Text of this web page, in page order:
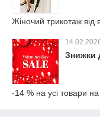
Жіночий трикотаж від
Знижки
-14 % на усі товари на